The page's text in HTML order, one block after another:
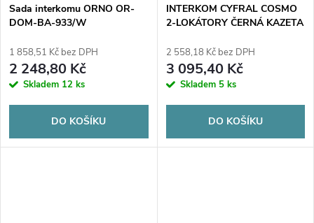
Sada interkomu ORNO OR-
DOM-BA-933/W
1 858,51 Kč bez DPH
2 248,80 Kč
Skladem 12 ks
DO KOŠÍKU
INTERKOM CYFRAL COSMO
2-LOKÁTORY ČERNÁ KAZETA
2 558,18 Kč bez DPH
3 095,40 Kč
Skladem 5 ks
DO KOŠÍKU